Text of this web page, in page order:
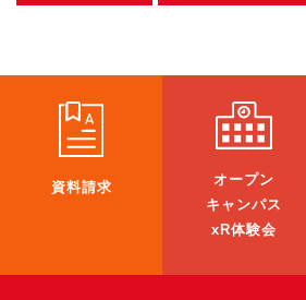
企業向け
《3DGS》
3DGSスキャンサービス
3DGS受託開発
3D Gaussian Splatting アプリ開発研修
資料請求
オープン
キャンパス
xR体験会